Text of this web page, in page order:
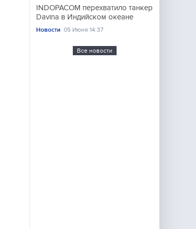
INDOPACOM перехватило танкер
Davina в Индийском океане
Новости 05 Июня 14:37
Все новости